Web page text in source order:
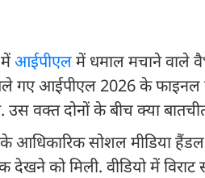
आईपीएलमें धमाल मचाने वाले
गए आईपीएल 2026 के फाइनल के
उस वक्त दोनों के बीच क्या
सोशल मीडिया हैंडल
देखने को मिली. वीडियो में